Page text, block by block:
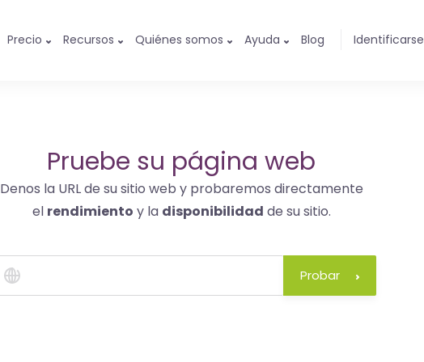
Precio Recursos Quiénes somos Ayuda Blog Identificarse
Pruebe su página web
Denos la URL de su sitio web y probaremos directamente
el rendimiento y la disponibilidad de su sitio.
Probar